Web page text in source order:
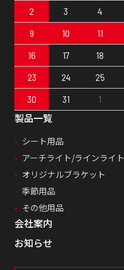
製品一覧
シート用品
アーチライト/ラインライト
オリジナルブラケット
季節用品
その他用品
会社案内
お知らせ
2
3 4
9
10 11
16
17 18
23
24 25
30
31 1